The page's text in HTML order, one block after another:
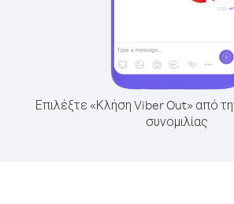
Επιλέξτε «Κλήση Viber Out» από
συνομιλίας